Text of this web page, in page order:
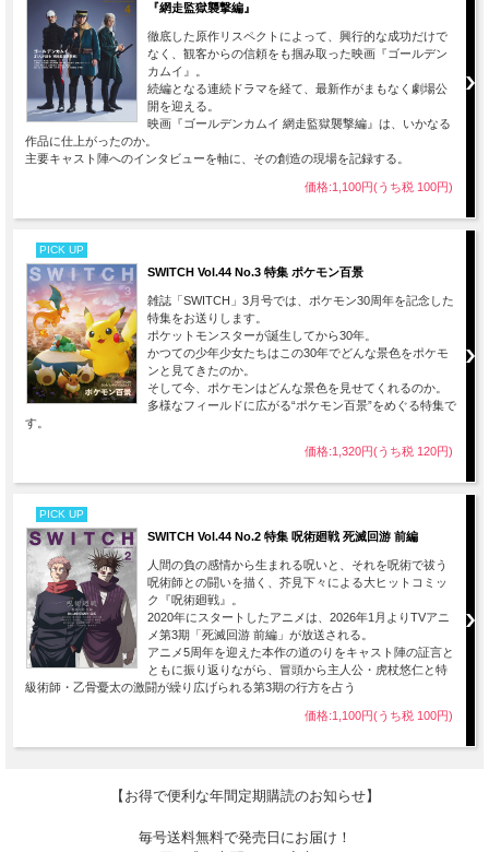
『網走監獄襲撃編』
徹底した原作リスペクトによって、興行的な成功だけで
なく、観客からの信頼をも掴み取った映画『ゴールデン
カムイ』。
続編となる連続ドラマを経て、最新作がまもなく劇場公
開を迎える。
映画『ゴールデンカムイ 網走監獄襲撃編』は、いかなる
作品に仕上がったのか。
主要キャスト陣へのインタビューを軸に、その創造の現場を記録する。
価格:1,100円(うち税 100円)
PICK UP
SWITCH Vol.44 No.3 特集 ポケモン百景
雑誌「SWITCH」3月号では、ポケモン30周年を記念した
特集をお送りします。
ポケットモンスターが誕生してから30年。
かつての少年少女たちはこの30年でどんな景色をポケモ
ンと見てきたのか。
そして今、ポケモンはどんな景色を見せてくれるのか。
多様なフィールドに広がる“ポケモン百景”をめぐる特集で
す。
価格:1,320円(うち税 120円)
PICK UP
SWITCH Vol.44 No.2 特集 呪術廻戦 死滅回游 前編
人間の負の感情から生まれる呪いと、それを呪術で祓う
呪術師との闘いを描く、芥見下々による大ヒットコミッ
ク『呪術廻戦』。
2020年にスタートしたアニメは、2026年1月よりTVアニ
メ第3期「死滅回游 前編」が放送される。
アニメ5周年を迎えた本作の道のりをキャスト陣の証言と
ともに振り返りながら、冒頭から主人公・虎杖悠仁と特
級術師・乙骨憂太の激闘が繰り広げられる第3期の行方を占う
価格:1,100円(うち税 100円)
【お得で便利な年間定期購読のお知らせ】
毎号送料無料で発売日にお届け！